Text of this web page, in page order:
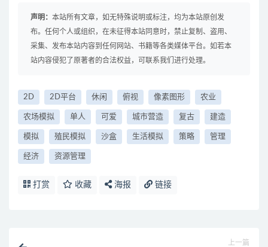
声明： 本站所有文章，如无特殊说明或标注，均为本站原创发
布。任何个人或组织，在未征得本站同意时，禁止复制、盗用、
采集、发布本站内容到任何网站、书籍等各类媒体平台。如若本
站内容侵犯了原著者的合法权益，可联系我们进行处理。
2D 2D平台 休闲 俯视 像素图形 农业
农场模拟 单人 可爱 城市营造 复古 建造
模拟 殖民模拟 沙盒 生活模拟 策略 管理
经济 资源管理
打赏 收藏 海报 链接
上一篇